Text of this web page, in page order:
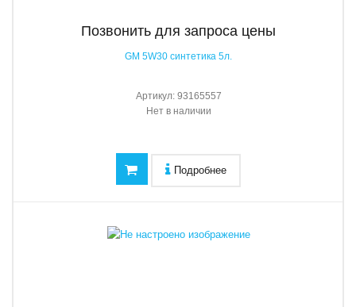
Позвонить для запроса цены
GM 5W30 синтетика 5л.
Артикул:93165557
Нет в наличии
Подробнее